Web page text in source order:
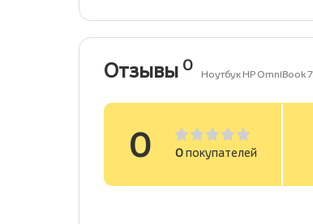
Отзывы 0 Ноутбук HP OmniBook
0 0покупателей